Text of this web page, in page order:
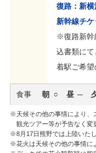
復路：新
新幹線チ
※復路新幹
込書類に
着駅ご希望
食事 朝 昼
天候その他の事情により
観光ツアー等が予告なく変
8月17日熊野では上陸いた
花火は天候その他の事情に